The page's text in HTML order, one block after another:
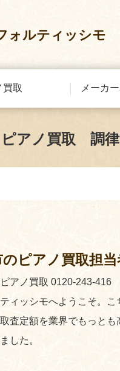
ォルティッシモ
買取 メーカ
ピアノ買取 調
のピアノ買取担当
アノ買取 0120-243-
ィッシモへようこそ。こ
査定額を業界でもっとも
した。